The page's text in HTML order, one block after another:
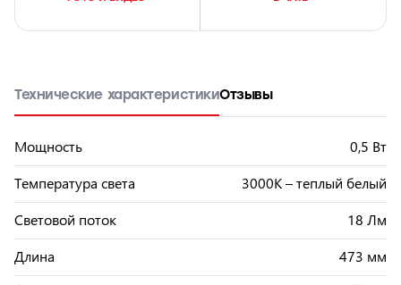
Технические характеристикиОтзывы
Мощность
0,5 Вт
Температура света
3000К – теплый белый
Световой поток
18 Лм
Длина
473 мм